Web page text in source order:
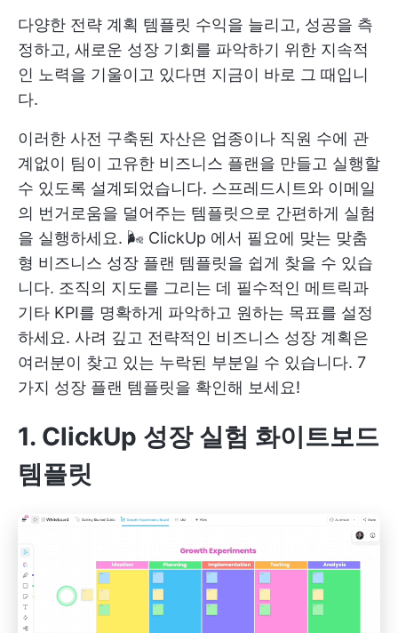
다양한 전략 계획 템플릿 수익을 늘리고, 성공을 측
정하고, 새로운 성장 기회를 파악하기 위한 지속적
인 노력을 기울이고 있다면 지금이 바로 그 때입니
다.
이러한 사전 구축된 자산은 업종이나 직원 수에 관
계없이 팀이 고유한 비즈니스 플랜을 만들고 실행할
수 있도록 설계되었습니다. 스프레드시트와 이메일
의 번거로움을 덜어주는 템플릿으로 간편하게 실험
을 실행하세요. 🌬 ClickUp 에서 필요에 맞는 맞춤
형 비즈니스 성장 플랜 템플릿을 쉽게 찾을 수 있습
니다. 조직의 지도를 그리는 데 필수적인 메트릭과
기타 KPI를 명확하게 파악하고 원하는 목표를 설정
하세요. 사려 깊고 전략적인 비즈니스 성장 계획은
여러분이 찾고 있는 누락된 부분일 수 있습니다. 7
가지 성장 플랜 템플릿을 확인해 보세요!
1. ClickUp 성장 실험 화이트보드
템플릿